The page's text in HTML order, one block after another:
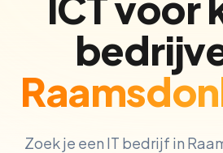
Zoek je een IT bedrijf in